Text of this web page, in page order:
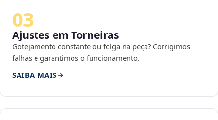
03
Ajustes em Torneiras
Gotejamento constante ou folga na peça? Corrigimos
falhas e garantimos o funcionamento.
SAIBA MAIS